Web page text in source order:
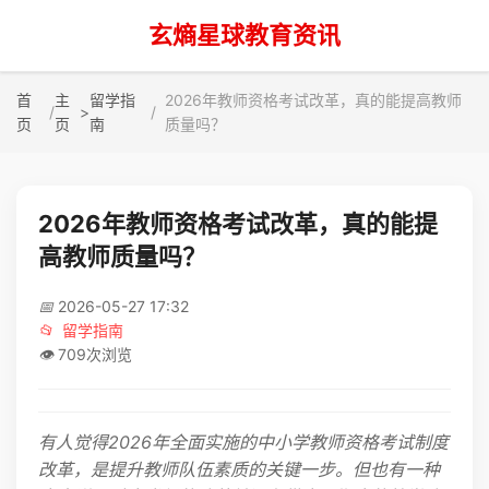
玄熵星球教育资讯
首
页
主
页
>
留学指
南
2026年教师资格考试改革，真的能提高教师
质量吗？
2026年教师资格考试改革，真的能提
高教师质量吗？
📅 2026-05-27 17:32
📂 留学指南
👁️ 709次浏览
有人觉得2026年全面实施的中小学教师资格考试制度
改革，是提升教师队伍素质的关键一步。但也有一种